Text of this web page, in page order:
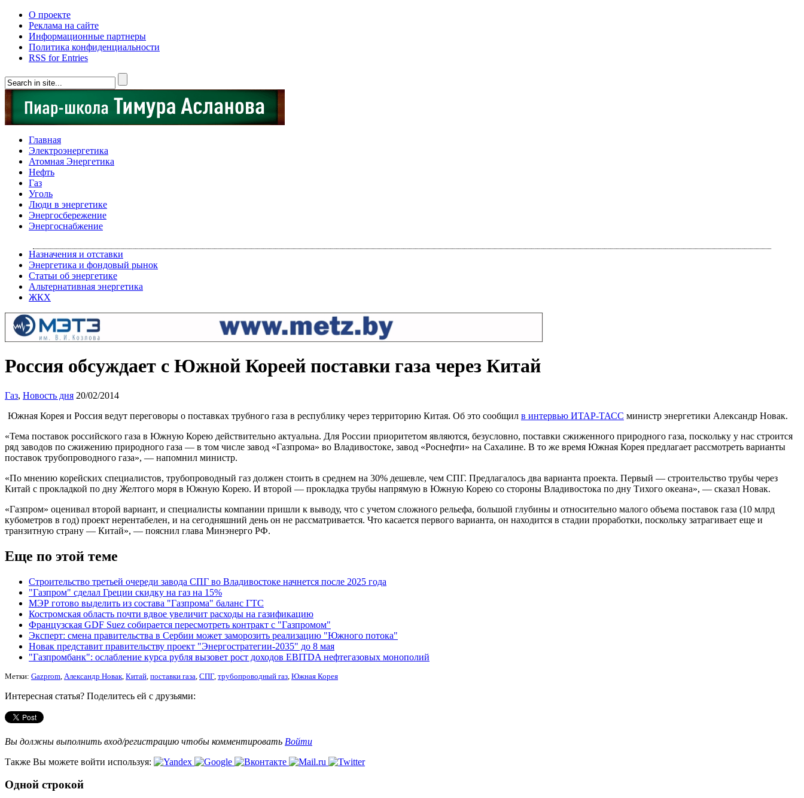
О проекте
Реклама на сайте
Информационные партнеры
Политика конфиденциальности
RSS for Entries
Главная
Электроэнергетика
Атомная Энергетика
Нефть
Газ
Уголь
Люди в энергетике
Энергосбережение
Энергоснабжение
Назначения и отставки
Энергетика и фондовый рынок
Статьи об энергетике
Альтернативная энергетика
ЖКХ
Россия обсуждает с Южной Кореей поставки газа через Китай
Газ, Новость дня 20/02/2014
Южная Корея и Россия ведут переговоры о поставках трубного газа в республику через территорию Китая. Об это сообщил в интервью ИТАР-ТАСС министр энергетики Александр Новак.
«Тема поставок российского газа в Южную Корею действительно актуальна. Для России приоритетом являются, безусловно, поставки сжиженного природного газа, поскольку у нас строится
ряд заводов по сжижению природного газа — в том числе завод «Газпрома» во Владивостоке, завод «Роснефти» на Сахалине. В то же время Южная Корея предлагает рассмотреть варианты
поставок трубопроводного газа», — напомнил министр.
«По мнению корейских специалистов, трубопроводный газ должен стоить в среднем на 30% дешевле, чем СПГ. Предлагалось два варианта проекта. Первый — строительство трубы через
Китай с прокладкой по дну Желтого моря в Южную Корею. И второй — прокладка трубы напрямую в Южную Корею со стороны Владивостока по дну Тихого океана», — сказал Новак.
«Газпром» оценивал второй вариант, и специалисты компании пришли к выводу, что с учетом сложного рельефа, большой глубины и относительно малого объема поставок газа (10 млрд
кубометров в год) проект нерентабелен, и на сегодняшний день он не рассматривается. Что касается первого варианта, он находится в стадии проработки, поскольку затрагивает еще и
транзитную страну — Китай», — пояснил глава Минэнерго РФ.
Еще по этой теме
Строительство третьей очереди завода СПГ во Владивостоке начнется после 2025 года
"Газпром" сделал Греции скидку на газ на 15%
МЭР готово выделить из состава "Газпрома" баланс ГТС
Костромская область почти вдвое увеличит расходы на газификацию
Французская GDF Suez собирается пересмотреть контракт с "Газпромом"
Эксперт: смена правительства в Сербии может заморозить реализацию "Южного потока"
Новак представит правительству проект "Энергостратегии-2035" до 8 мая
"Газпромбанк": ослабление курса рубля вызовет рост доходов EBITDA нефтегазовых монополий
Метки: Gazprom Александр Новак Китай поставки газа СПГ трубопроводный газ Южная Корея
Интересная статья? Поделитесь ей с друзьями:
Вы должны выполнить вход/регистрацию чтобы комментировать Войти
Также Вы можете войти используя:
Одной строкой